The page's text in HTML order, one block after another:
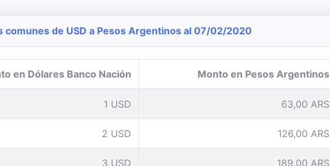
comunes de USD a Pesos Argentinos al 07/02/2020
en Dólares Banco Nación Monto en Pesos Argentinos
1 USD 63,00 ARS
2 USD 126,00 ARS
3 USD 189,00 ARS